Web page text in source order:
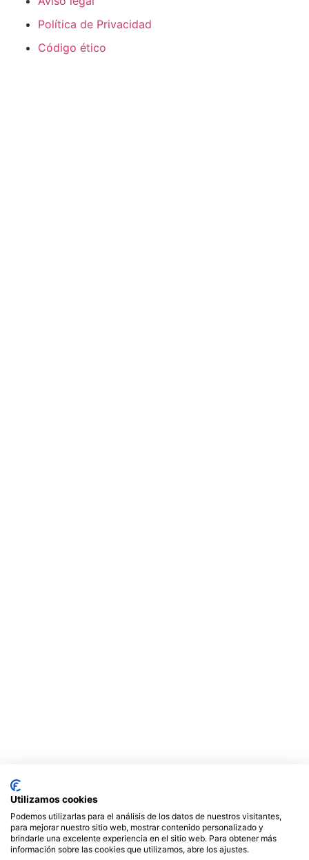
Política de Privacidad
Código ético
Utilizamos cookies
Podemos utilizarlas para el análisis de los datos de nuestros visitantes,
para mejorar nuestro sitio web, mostrar contenido personalizado y
brindarle una excelente experiencia en el sitio web. Para obtener más
información sobre las cookies que utilizamos, abre los ajustes.